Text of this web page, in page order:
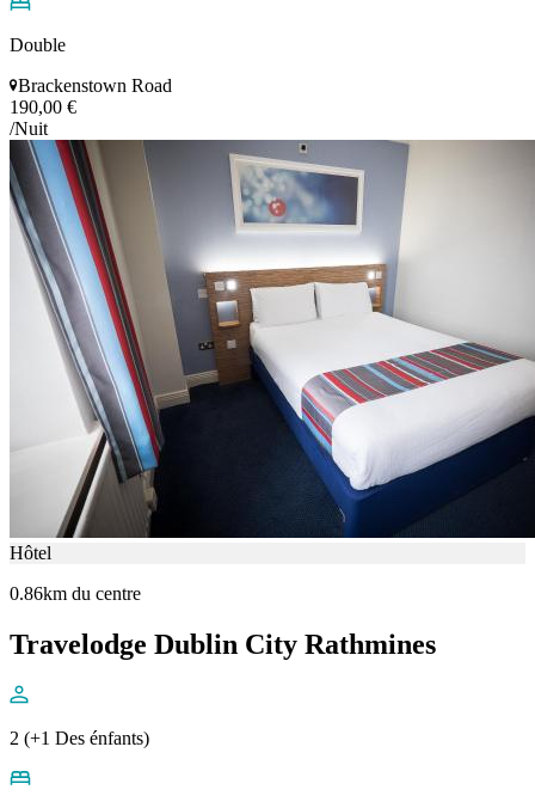
Double
Brackenstown Road
190,00 €
/Nuit
Hôtel
0.86km du centre
Travelodge Dublin City Rathmines
2 (+1 Des énfants)